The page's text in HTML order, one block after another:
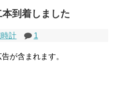
到着しました
計 1
が含まれます。